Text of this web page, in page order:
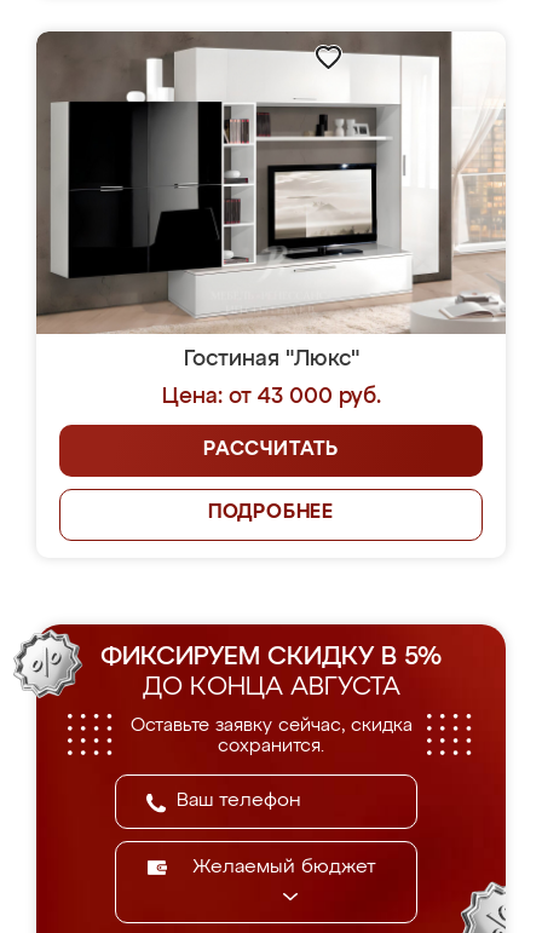
Гостиная "Люкс"
Цена: от 43 000 руб.
РАССЧИТАТЬ
ПОДРОБНЕЕ
ФИКСИРУЕМ СКИДКУ В 5%
ДО КОНЦА АВГУСТА
Оставьте заявку сейчас, скидка
сохранится.
Желаемый бюджет